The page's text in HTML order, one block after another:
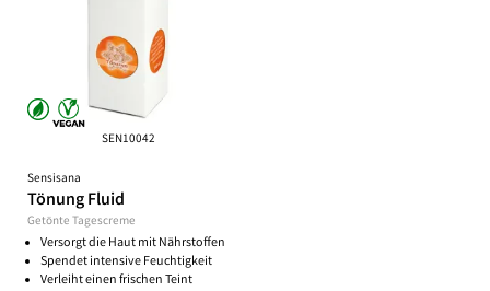
SEN10042
Sensisana
Tönung Fluid
Getönte Tagescreme
Versorgt die Haut mit Nährstoffen
Spendet intensive Feuchtigkeit
Verleiht einen frischen Teint